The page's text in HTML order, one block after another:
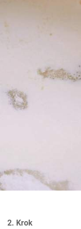
2. Krok